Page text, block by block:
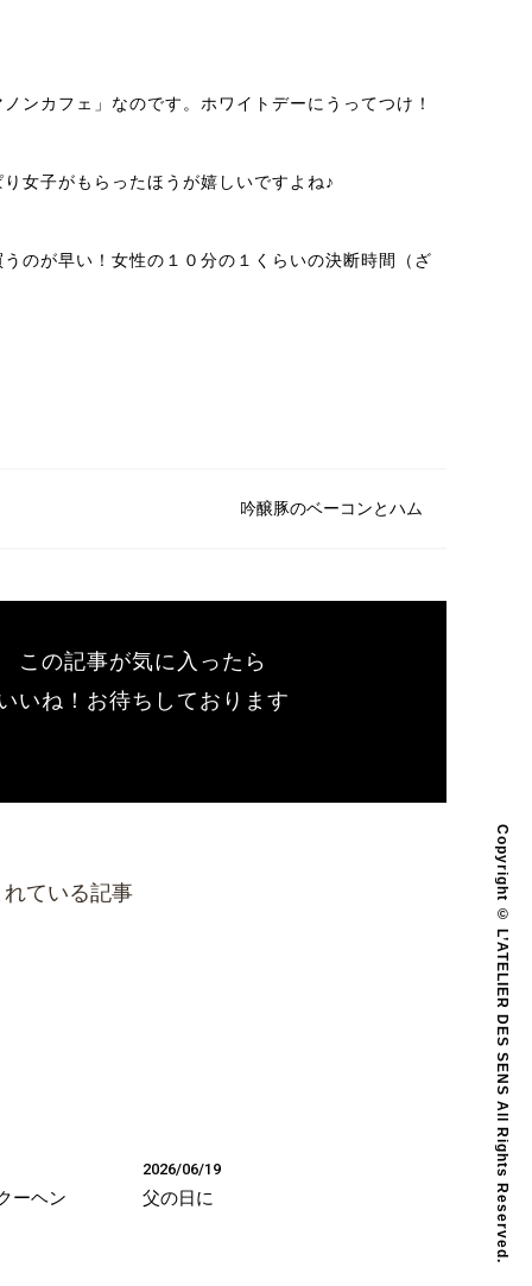
ンカフェ」なのです。ホワイトデーにうってつけ！
女子がもらったほうが嬉しいですよね♪
のが早い！女性の１０分の１くらいの決断時間（ざ
吟醸豚のベーコンとハム
この記事が気に入ったら
いね！お待ちしております
ている記事
ーヘン
2026/06/19
父の日に Copyright © L’ATELIER DES SENS All Rights Reserved.